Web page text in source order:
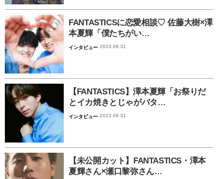
FANTASTICSに恋愛相談♡ 佐藤大樹×澤
本夏輝「僕たちがい…
インタビュー 2023.08.31
【FANTASTICS】澤本夏輝「お祭りだ
とイカ焼きとじゃがバタ…
インタビュー 2023.08.31
【未公開カット】FANTASTICS・澤本
夏輝さん×瀬口黎弥さん…